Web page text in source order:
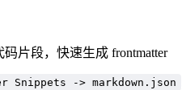
片段，快速生成 frontmatter
Snippets -> markdown.json